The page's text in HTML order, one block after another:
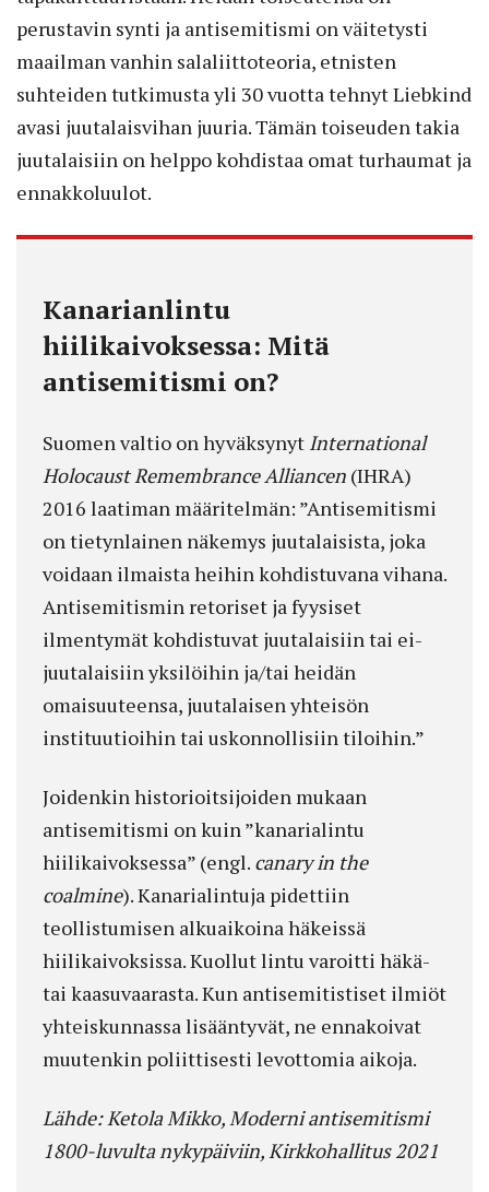
perustavin synti ja antisemitismi on väitetysti
maailman vanhin salaliittoteoria, etnisten
suhteiden tutkimusta yli 30 vuotta tehnyt Liebkind
avasi juutalaisvihan juuria. Tämän toiseuden takia
juutalaisiin on helppo kohdistaa omat turhaumat ja
ennakkoluulot.
Kanarianlintu
hiilikaivoksessa: Mitä
antisemitismi on?
Suomen valtio on hyväksynyt International
Holocaust Remembrance Alliancen (IHRA)
2016 laatiman määritelmän: ”Antisemitismi
on tietynlainen näkemys juutalaisista, joka
voidaan ilmaista heihin kohdistuvana vihana.
Antisemitismin retoriset ja fyysiset
ilmentymät kohdistuvat juutalaisiin tai ei-
juutalaisiin yksilöihin ja/tai heidän
omaisuuteensa, juutalaisen yhteisön
instituutioihin tai uskonnollisiin tiloihin.”
Joidenkin historioitsijoiden mukaan
antisemitismi on kuin ”kanarialintu
hiilikaivoksessa” (engl. canary in the
coalmine). Kanarialintuja pidettiin
teollistumisen alkuaikoina häkeissä
hiilikaivoksissa. Kuollut lintu varoitti häkä-
tai kaasuvaarasta. Kun antisemitistiset ilmiöt
yhteiskunnassa lisääntyvät, ne ennakoivat
muutenkin poliittisesti levottomia aikoja.
Lähde: Ketola Mikko, Moderni antisemitismi
1800-luvulta nykypäiviin, Kirkkohallitus 2021